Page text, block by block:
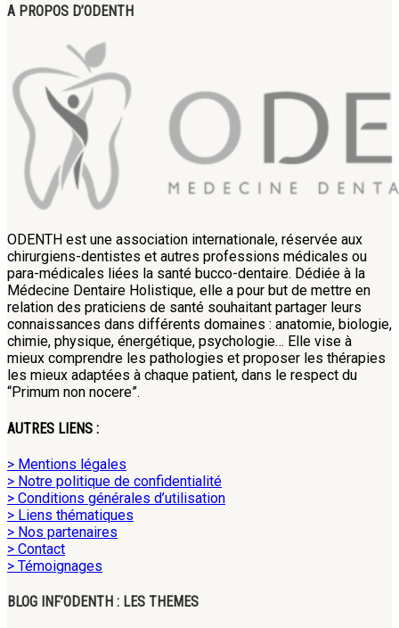
A PROPOS D’ODENTH
ODENTH est une association internationale, réservée aux
chirurgiens-dentistes et autres professions médicales ou
para-médicales liées la santé bucco-dentaire. Dédiée à la
Médecine Dentaire Holistique, elle a pour but de mettre en
relation des praticiens de santé souhaitant partager leurs
connaissances dans différents domaines : anatomie, biologie,
chimie, physique, énergétique, psychologie… Elle vise à
mieux comprendre les pathologies et proposer les thérapies
les mieux adaptées à chaque patient, dans le respect du
“Primum non nocere”.
AUTRES LIENS :
> Mentions légales
> Notre politique de confidentialité
> Conditions générales d’utilisation
> Liens thématiques
> Nos partenaires
> Contact
> Témoignages
BLOG INF’ODENTH : LES THEMES